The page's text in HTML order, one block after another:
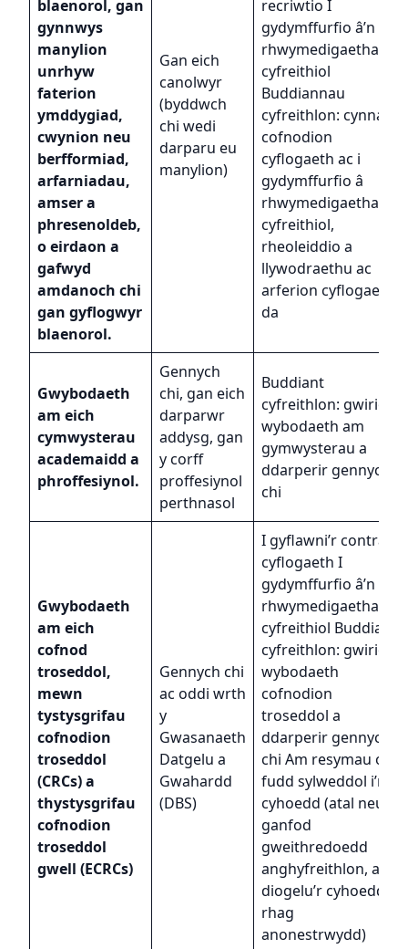
blaenorol, gan
gynnwys
manylion
unrhyw
faterion
ymddygiad,
cwynion neu
berfformiad,
arfarniadau,
amser a
phresenoldeb,
o eirdaon a
gafwyd
amdanoch chi
gan gyflogwyr
blaenorol.
Gan eich
canolwyr
(byddwch
chi wedi
darparu eu
manylion)
recriwtio I
gydymffurfio â’n
rhwymedigaethau
cyfreithiol
Buddiannau
cyfreithlon: cynnal
cofnodion
cyflogaeth ac i
gydymffurfio â
rhwymedigaethau
cyfreithiol,
rheoleiddio a
llywodraethu ac
arferion cyflogaeth
da
Gwybodaeth
am eich
cymwysterau
academaidd a
phroffesiynol.
Gennych
chi, gan eich
darparwr
addysg, gan
y corff
proffesiynol
perthnasol
Buddiant
cyfreithlon: gwirio’r
wybodaeth am
gymwysterau a
ddarperir gennych
chi
Gwybodaeth
am eich
cofnod
troseddol,
mewn
tystysgrifau
cofnodion
troseddol
(CRCs) a
thystysgrifau
cofnodion
troseddol
gwell (ECRCs)
Gennych chi
ac oddi wrth
y
Gwasanaeth
Datgelu a
Gwahardd
(DBS)
I gyflawni’r contract
cyflogaeth I
gydymffurfio â’n
rhwymedigaethau
cyfreithiol Buddiant
cyfreithlon: gwirio’r
wybodaeth
cofnodion
troseddol a
ddarperir gennych
chi Am resymau o
fudd sylweddol i’r
cyhoedd (atal neu
ganfod
gweithredoedd
anghyfreithlon, a
diogelu’r cyhoedd
rhag
anonestrwydd)